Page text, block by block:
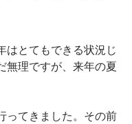
はとてもできる状況じ
無理ですが、来年の夏
ってきました。その前